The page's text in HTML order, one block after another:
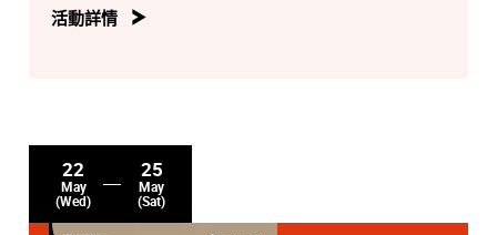
活動詳情
22
May
(Wed)
25
May
(Sat)